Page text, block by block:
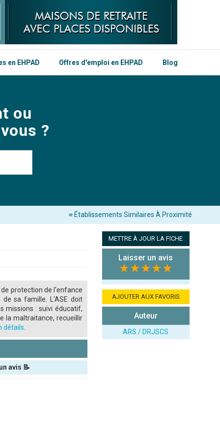
en EHPAD Offres d'emploi en EHPAD Blog
ou
?
≡ Établissements Similaires À Proximité
de protection de l'enfance
sa famille. L'ASE doit
missions : suivi éducatif,
la maltraitance, recueillir
détails
avis 📝
METTRE À JOUR LA FICHE
Laisser un avis
★★★★★
AJOUTER AUX FAVORIS
Auteur
ARS / DRJSCS